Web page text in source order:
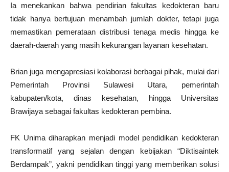
Ia menekankan bahwa pendirian fakultas kedokteran baru
tidak hanya bertujuan menambah jumlah dokter, tetapi juga
memastikan pemerataan distribusi tenaga medis hingga ke
daerah-daerah yang masih kekurangan layanan kesehatan.
Brian juga mengapresiasi kolaborasi berbagai pihak, mulai dari
Pemerintah Provinsi Sulawesi Utara, pemerintah
kabupaten/kota, dinas kesehatan, hingga Universitas
Brawijaya sebagai fakultas kedokteran pembina.
FK Unima diharapkan menjadi model pendidikan kedokteran
transformatif yang sejalan dengan kebijakan “Diktisaintek
Berdampak”, yakni pendidikan tinggi yang memberikan solusi